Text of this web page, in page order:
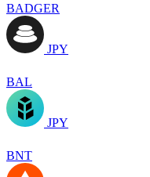
BADGER
JPY
BAL
JPY
BNT